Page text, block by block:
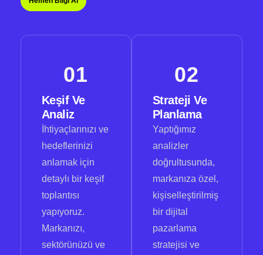
01
Keşif Ve
Analiz
İhtiyaçlarınızı ve
hedeflerinizi
anlamak için
detaylı bir keşif
toplantısı
yapıyoruz.
Markanızı,
sektörünüzü ve
02
Strateji Ve
Planlama
Yaptığımız
analizler
doğrultusunda,
markanıza özel,
kişiselleştirilmiş
bir dijital
pazarlama
stratejisi ve